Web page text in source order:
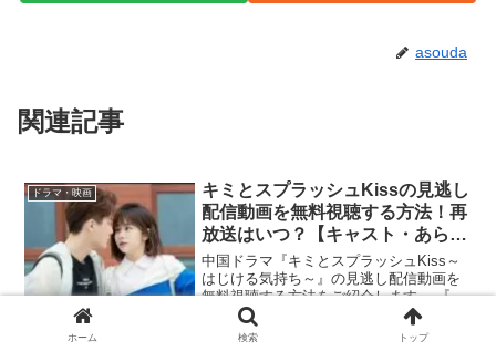
asouda
関連記事
ドラマ・映画
キミとスプラッシュKissの見逃し
配信動画を無料視聴する方法！再
放送はいつ？【キャスト・あらす
じ情報】
中国ドラマ『キミとスプラッシュKiss～
はじける気持ち～』の見逃し配信動画を
無料視聴する方法をご紹介します。 『キ
ミとスプラッシュKiss～はじける気持ち
～』、第1話見逃したぁ！再放送や無料で
ホーム 検索 トップ